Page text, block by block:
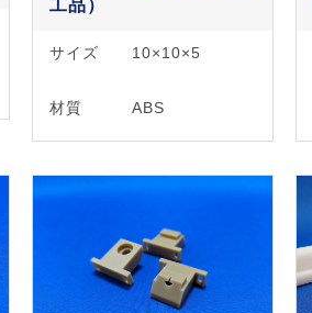
工品）
サイズ 10×10×5
材質 ABS